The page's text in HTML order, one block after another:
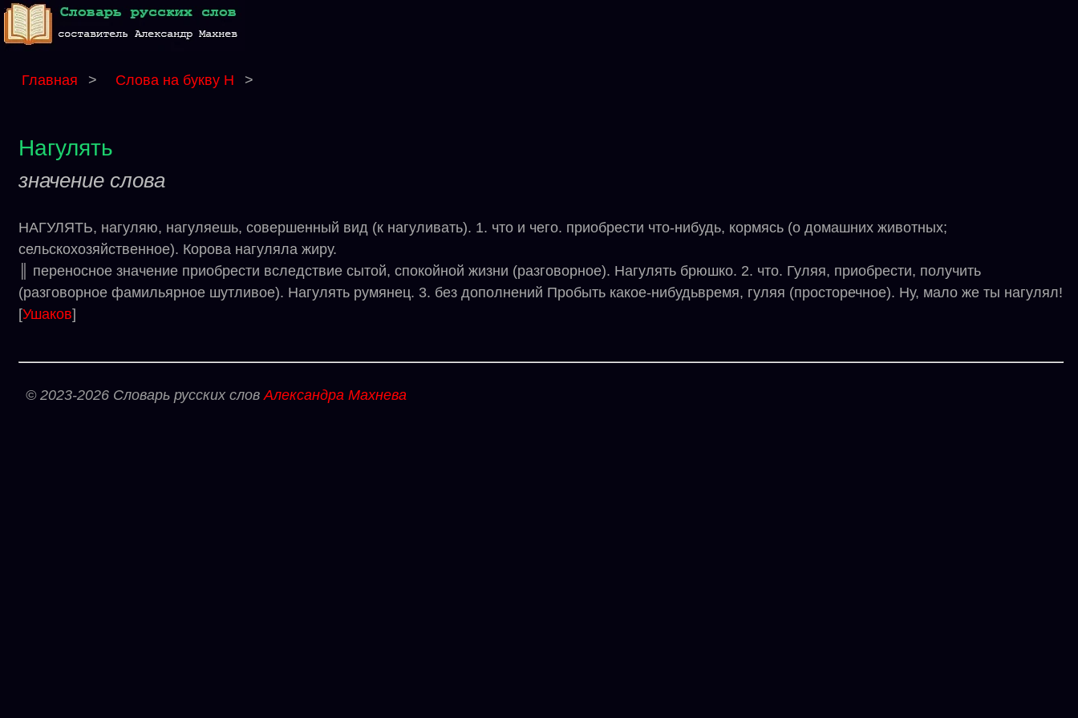
Главная > Слова на букву Н >
Нагулять
значение слова
НАГУЛЯТЬ, нагуляю, нагуляешь, совершенный вид (к нагуливать). 1. что и чего. приобрести что-нибудь, кормясь (о домашних животных;
сельскохозяйственное). Корова нагуляла жиру.
║ переносное значение приобрести вследствие сытой, спокойной жизни (разговорное). Нагулять брюшко. 2. что. Гуляя, приобрести, получить
(разговорное фамильярное шутливое). Нагулять румянец. 3. без дополнений Пробыть какое-нибудьвремя, гуляя (просторечное). Ну, мало же ты нагулял!
[Ушаков]
© 2023-2026 Словарь русских словАлександра Махнева